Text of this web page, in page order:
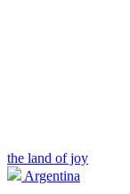
the land of joy
Argentina